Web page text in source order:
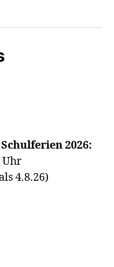
2026:
Uhr
4.8.26)